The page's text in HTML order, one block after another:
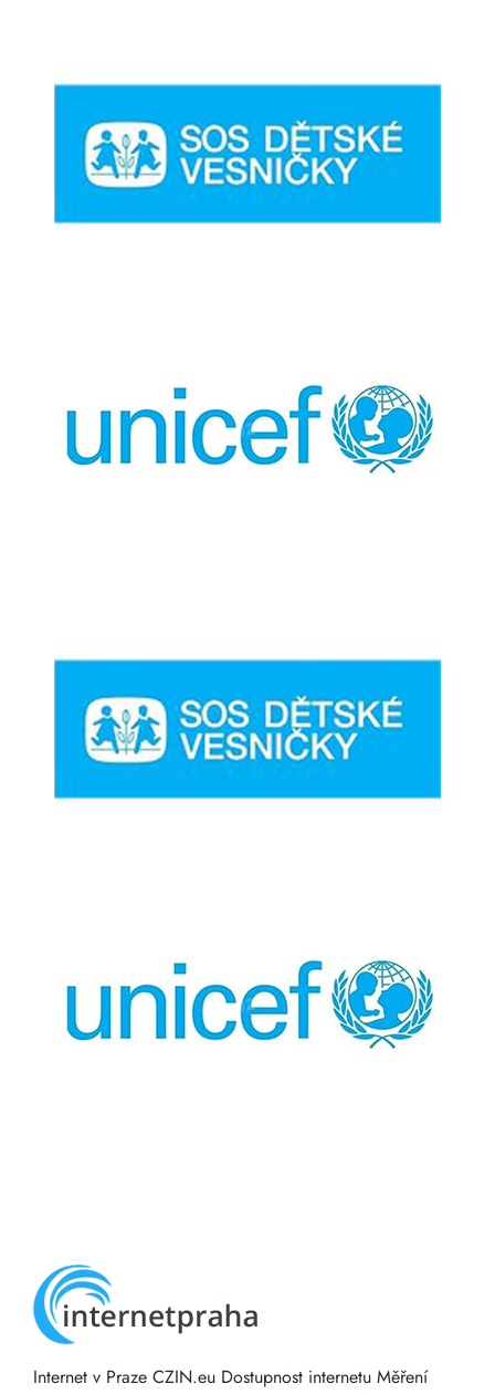
Internet v Praze CZIN.eu Dostupnost internetu Měření